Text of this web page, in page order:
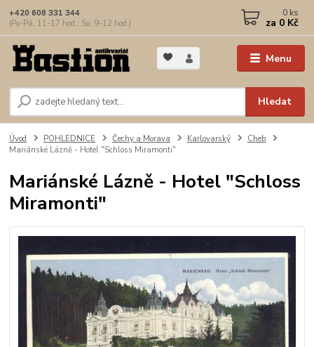
Menu
Hledat
+420 608 331 344
(Po-Pá, 11-17 hod.; So, 9-12 hod.)
0 ks
za 0 Kč
Úvod POHLEDNICE Čechy a Morava Karlovarský
Cheb
Mariánské Lázně - Hotel "Schloss Miramonti"
Mariánské Lázně - Hotel "Schloss
Miramonti"